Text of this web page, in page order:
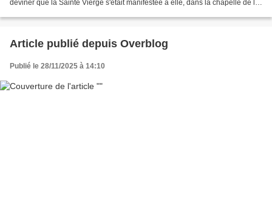
deviner que la Sainte Vierge s'était manifestée à elle, dans la chapelle de la
Article publié depuis Overblog
Publié le 28/11/2025 à 14:10